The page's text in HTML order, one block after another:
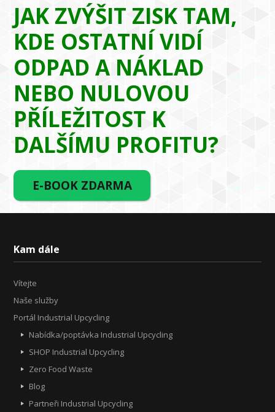
JAK ZVÝŠIT ZISK TAM,
KDE OSTATNÍ VIDÍ
ODPAD A NÁKLAD
NEBO NULOVOU
PŘÍLEŽITOST K
DALŠÍMU PROFITU?
E-BOOK ZDARMA
Kam dále
Vítejte
Naše služby
Portál Industrial Upcycling
Nabídka/poptávka Industrial Upcycling
SHOP Industrial Upcycling
Zero Food Waste
Blog
Partneři Industrial Upcycling